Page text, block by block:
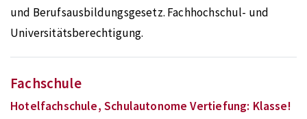
und Berufsausbildungsgesetz. Fachhochschul- und
Universitätsberechtigung.
Fachschule
Hotelfachschule, Schulautonome Vertiefung: Klasse!